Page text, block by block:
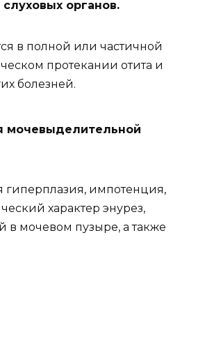
слуховых органов.
в полной или частичной
протекании отита и
болезней.
мочевыделительной
гиперплазия, импотенция,
характер энурез,
в мочевом пузыре, а также